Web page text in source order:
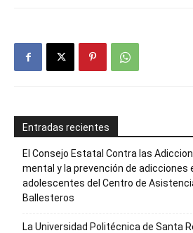
Entradas recientes
El Consejo Estatal Contra las
mental y la prevención de adicciones
adolescentes del Centro de
Ballesteros
La Universidad Politécnica de Santa